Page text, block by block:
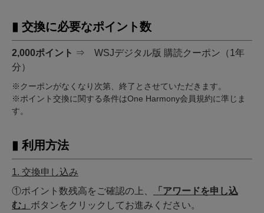
▮ 交換に必要なポイント数
2,000ポイント ⇒ WSJデジタル版 購読クーポン（1年
分）
※クーポンがなくなり次第、終了とさせていただきます。
※ポイント交換に関する条件はOne Harmony会員規約に準じま
す。
▮ 利用方法
1. 交換申し込み
①ポイント数残高をご確認の上、
「アワードを申し込
む」 ボタンをクリックしてお進みください。